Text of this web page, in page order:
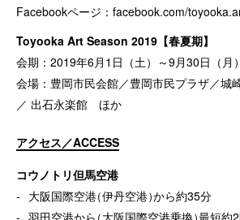
Facebookページ： facebook.com/
Toyooka Art Season 2019【春夏期】
会期：2019年6月1日（土）～9月30日（月）
会場：豊岡市民会館／豊岡市民プラザ／城
／ 出石永楽館 ほか
アクセス／ACCESS
コウノトリ但馬空港
大阪国際空港（伊丹空港）から約35分